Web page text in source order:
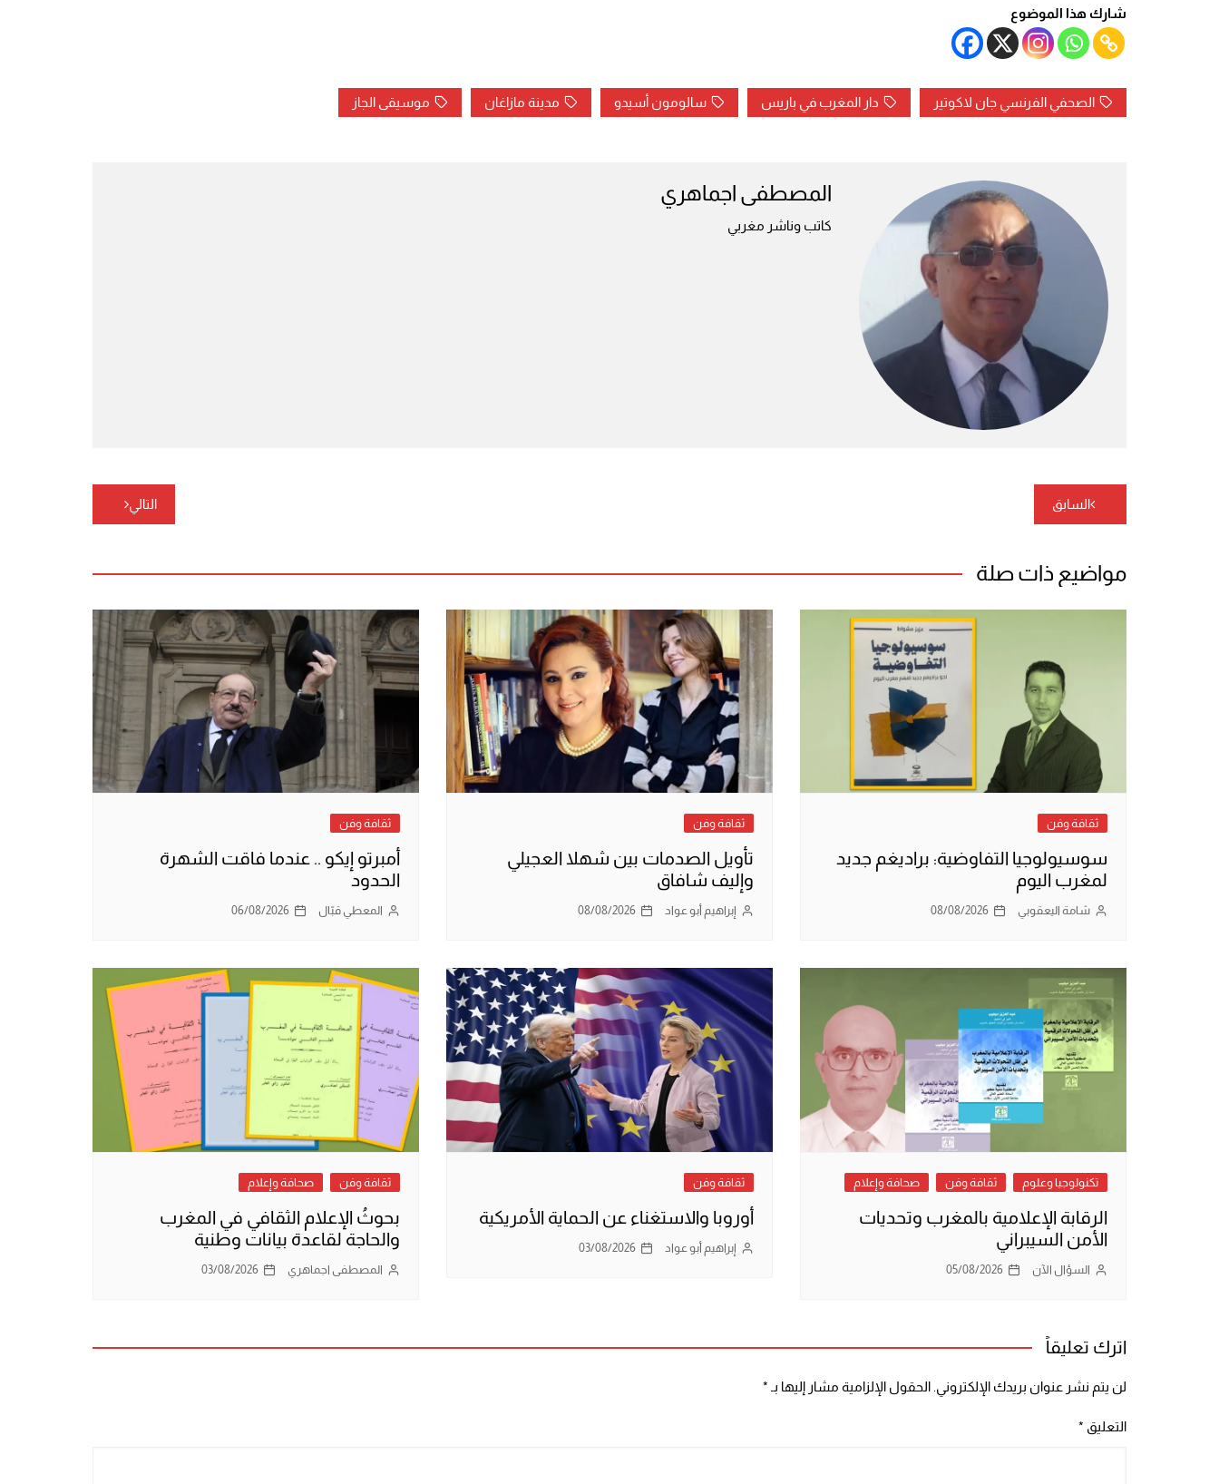
شارك هذا الموضوع
الصحفي الفرنسي جان لاكوتير دار المغرب في باريس سالومون أسيدو مدينة مازاغان موسيقى الجاز
المصطفى اجماهري
كاتب وناشر مغربي
تصفّح
المقالات
السابق التالي
مواضيع ذات صلة
ثقافة وفن
سوسيولوجيا التفاوضية: براديغم جديد
لمغرب اليوم
شامة اليعقوبي 08/08/2026
ثقافة وفن
تأويل الصدمات بين شهلا العجيلي
وإليف شافاق
إبراهيم أبو عواد 08/08/2026
ثقافة وفن
أمبرتو إيكو .. عندما فاقت الشهرة
الحدود
المعطي قبّال 06/08/2026
تكنولوجيا وعلوم ثقافة وفن صحافة وإعلام
الرقابة الإعلامية بالمغرب وتحديات
الأمن السيبراني
السؤال الآن 05/08/2026
ثقافة وفن
أوروبا والاستغناء عن الحماية الأمريكية
إبراهيم أبو عواد 03/08/2026
ثقافة وفن صحافة وإعلام
بحوثُ الإعلام الثقافي في المغرب
والحاجة لقاعدة بيانات وطنية
المصطفى اجماهري 03/08/2026
اترك تعليقاً
لن يتم نشر عنوان بريدك الإلكتروني. الحقول الإلزامية مشار إليها بـ *
التعليق *